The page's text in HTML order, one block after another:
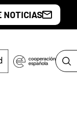
NOTICIAS